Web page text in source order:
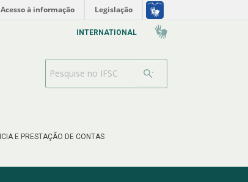
Acesso à informação Legislação
E PRESTAÇÃO DE CONTAS
INTERNATIONAL
Barra de busca